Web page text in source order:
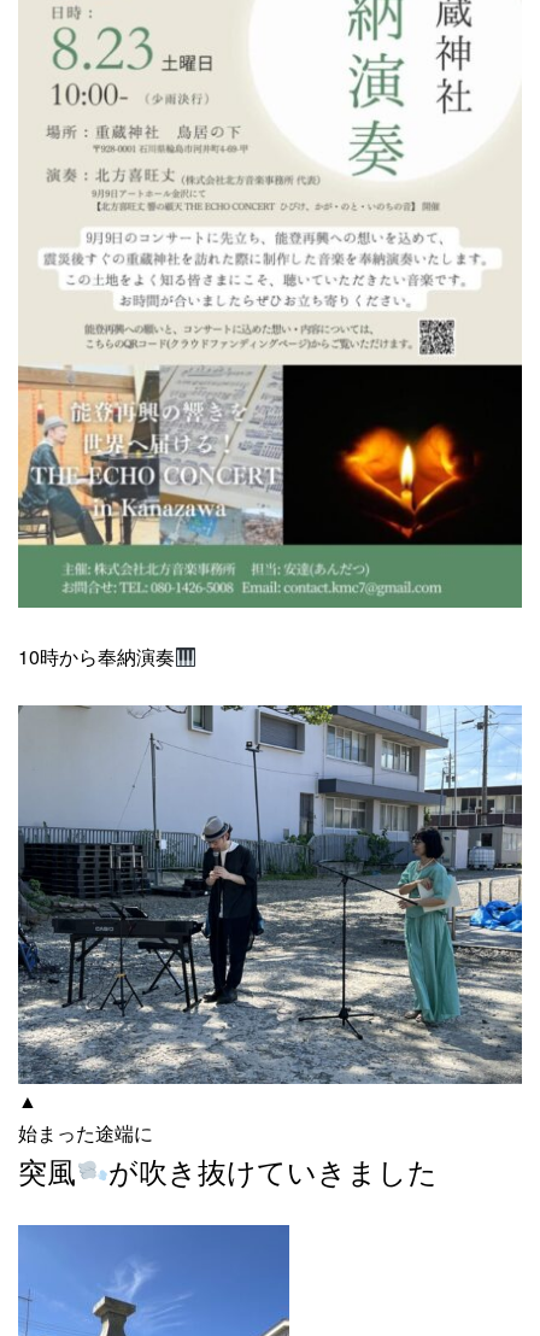
10時から奉納演奏
▲
始まった途端に
突風 が吹き抜けていきました